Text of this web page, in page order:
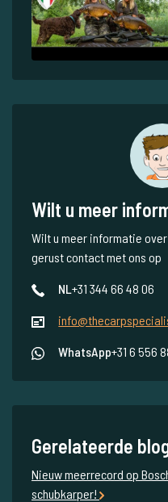
Wilt u meer
Wilt u meer informatie
gerust contact met ons op
NL+31 344 66 48 06
WhatsApp+31 6 556
Gerelateerde
Nieuw meerrecord op
schubkarper!